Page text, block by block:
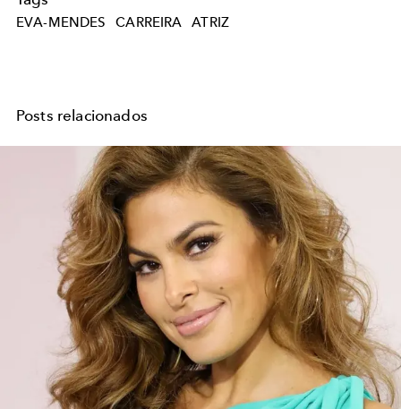
EVA-MENDES CARREIRA ATRIZ
Posts relacionados